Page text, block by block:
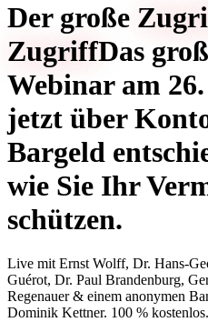
Der große
ZugriffDas
Webinar am
jetzt über
Bargeld
wie Sie Ihr
schützen.
Live mitErnst Wolff, Dr. Hans-
Guérot, Dr. Paul Brandenburg,
Regenauer & einem anonymen
Dominik Kettner. 100 % kostenlos.